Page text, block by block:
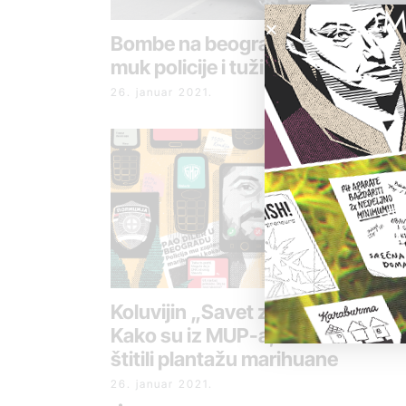
Bombe na beogradske
muk policije i tužilaštva
26. januar 2021.
Koluvijin „Savet za
Kako su iz MUP-a, BIA-e i VOA-e
štitili plantažu marihuane
26. januar 2021.